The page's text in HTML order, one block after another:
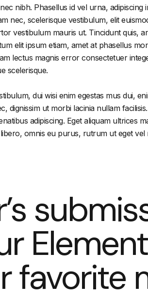
nibh. Phasellus id vel urna,
nec, scelerisque vestibulum, elit
vestibulum mauris ut. Tincidunt
elit ipsum etiam, amet at phasellus
lectus magnis error consectetuer
scelerisque.
dui wisi enim egestas mus dui,
dignissim ut morbi lacinia nullam
adipiscing. Eget aliquam
omnis eu purus, rutrum ut eget
favorite